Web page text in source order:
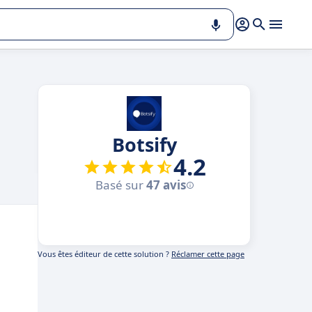
Botsify
4.2
Basé sur47 avis
Vous êtes éditeur de cette solution ? Réclamer cette page